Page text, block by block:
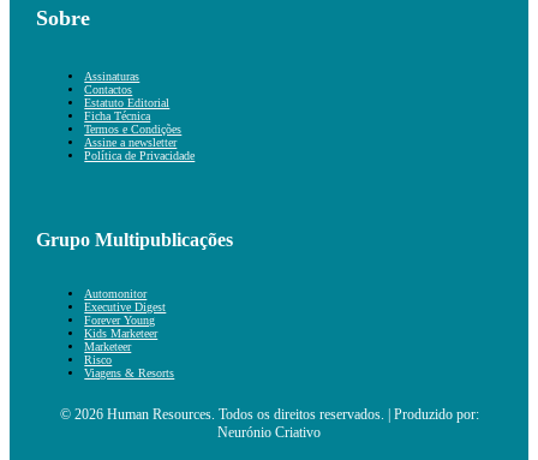
Sobre
Assinaturas
Contactos
Estatuto Editorial
Ficha Técnica
Termos e Condições
Assine a newsletter
Política de Privacidade
Grupo Multipublicações
Automonitor
Executive Digest
Forever Young
Kids Marketeer
Marketeer
Risco
Viagens & Resorts
© 2026 Human Resources. Todos os direitos reservados. | Produzido por:
Neurónio Criativo